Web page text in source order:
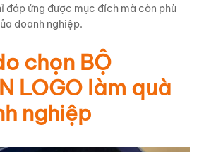
đáp ứng được mục đích mà còn phù
doanh nghiệp.
chọn BỘ
LOGO làm quà
nghiệp